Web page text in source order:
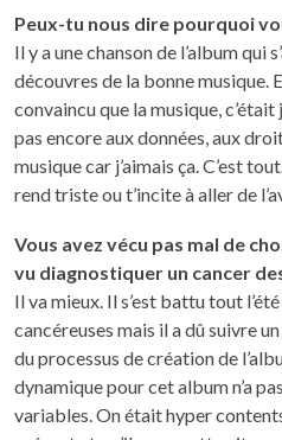
Peux-tu nous dire pourquoi
Il y a une chanson de l’album qui
découvres de la bonne musique.
convaincu que la musique, c’était
pas encore aux données, aux
musique car j’aimais ça. C’est
rend triste ou t’incite à aller de
Vous avez vécu pas mal de
vu diagnostiquer un cancer
Il va mieux. Il s’est battu tout
cancéreuses mais il a dû suivre
du processus de création de
dynamique pour cet album n’a
variables. On était hyper